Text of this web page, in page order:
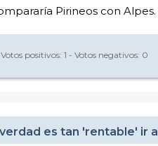
Cantos
Pirineos con
positivos: 1 - Votos negativos: 0
verdad es tan 'rentable' ir